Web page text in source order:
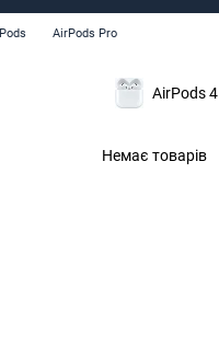
AirPods Pro
AirPods 4
Немає товарів